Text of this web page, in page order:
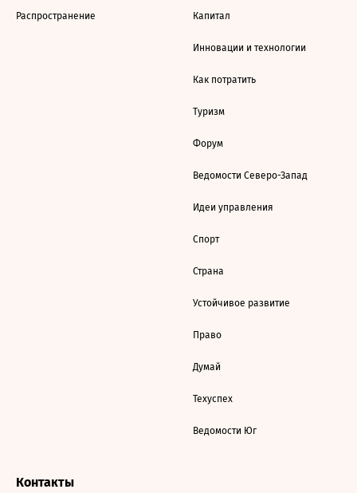
Распространение Капитал
Инновации и технологии
Как потратить
Туризм
Форум
Ведомости Северо-Запад
Идеи управления
Спорт
Страна
Устойчивое развитие
Право
Думай
Техуспех
Ведомости Юг
Контакты